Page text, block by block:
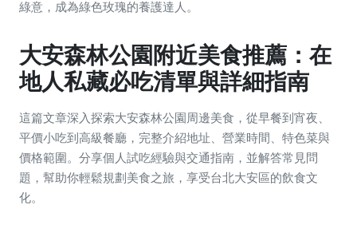
綠意，成為綠色玫瑰的養護達人。
大安森林公園附近美食推薦：在
地人私藏必吃清單與詳細指南
這篇文章深入探索大安森林公園周邊美食，從早餐到宵夜、
平價小吃到高級餐廳，完整介紹地址、營業時間、特色菜與
價格範圍。分享個人試吃經驗與交通指南，並解答常見問
題，幫助你輕鬆規劃美食之旅，享受台北大安區的飲食文
化。